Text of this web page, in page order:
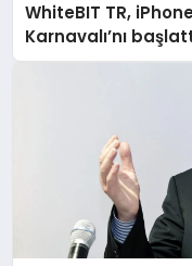
WhiteBIT TR,
Karnavalı’nı